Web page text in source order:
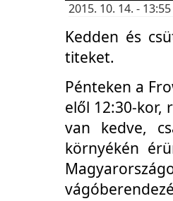
2015. 10. 14. -
Kedden és
titeket.
Pénteken a
elől 12:30-kor,
van kedve,
környékén